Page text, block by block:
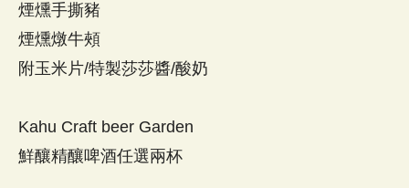
煙燻手撕豬
煙燻燉牛頰
附玉米片/特製莎莎醬/酸奶
Kahu Craft beer Garden
鮮釀精釀啤酒任選兩杯